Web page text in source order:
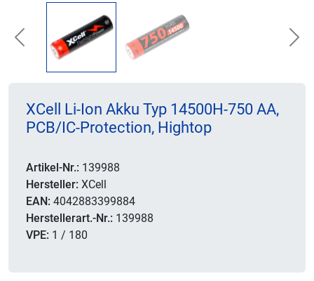
Previous
XCell Li-Ion Akku Typ 14500H-750 AA,
PCB/IC-Protection, Hightop
Artikel-Nr.: 139988
Hersteller: XCell
EAN: 4042883399884
Herstellerart.-Nr.: 139988
VPE: 1 / 180